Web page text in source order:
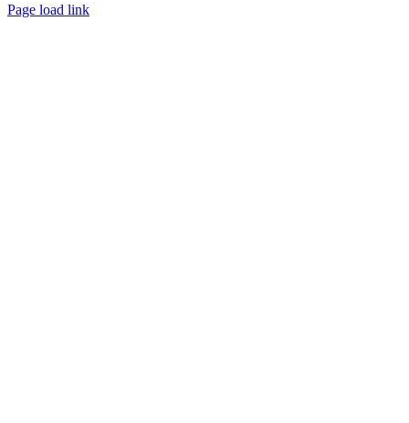
Page load link